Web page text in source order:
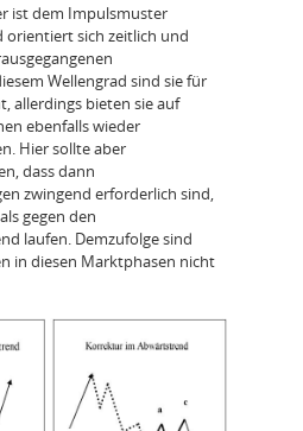
ist dem Impulsmuster
orientiert sich zeitlich und
Wellengrad sind sie für
allerdings bieten sie auf
ebenfalls wieder
Hier sollte aber
dass dann
zwingend erforderlich sind,
gegen den
laufen. Demzufolge sind
in diesen Marktphasen nicht